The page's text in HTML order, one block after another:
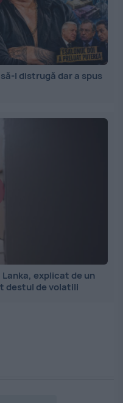
l distrugă dar a spus
explicat de un
destul de volatili